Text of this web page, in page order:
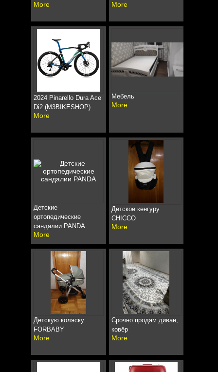
More More
2024 Pinarello Dura Ace
Di2 (M3BIKESHOP)
More
Мебель
More
Детские
ортопедические
сандалии PANDA
More
Детское кенгуру
CHICCO
More
Детскую коляску
FORBABY
More
Срочно продам диван,
ковёр
More